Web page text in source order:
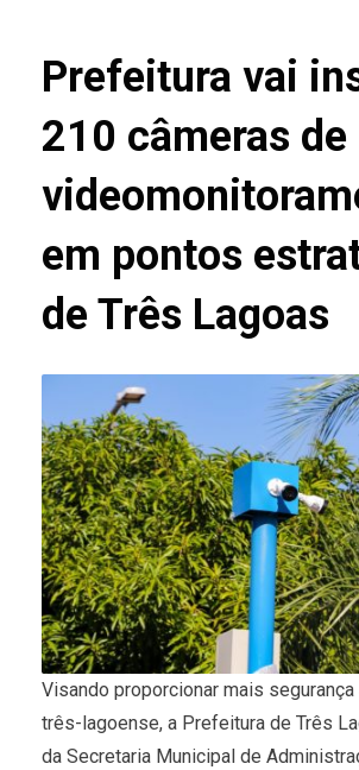
Prefeitura vai
210 câmeras de
em pontos
de Três Lagoas
Visando proporcionar mais segurança
três-lagoense, a Prefeitura de Três
da Secretaria Municipal de